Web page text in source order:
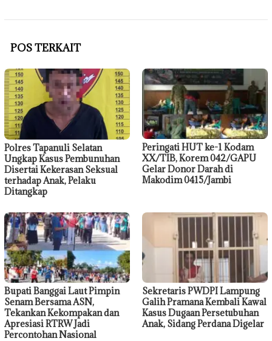
POS TERKAIT
Polres Tapanuli Selatan
Ungkap Kasus Pembunuhan
Disertai Kekerasan Seksual
terhadap Anak, Pelaku
Ditangkap
Peringati HUT ke-1 Kodam
XX/TIB, Korem 042/GAPU
Gelar Donor Darah di
Makodim 0415/Jambi
Bupati Banggai Laut Pimpin
Senam Bersama ASN,
Tekankan Kekompakan dan
Apresiasi RTRW Jadi
Percontohan Nasional
Sekretaris PWDPI Lampung
Galih Pramana Kembali Kawal
Kasus Dugaan Persetubuhan
Anak, Sidang Perdana Digelar